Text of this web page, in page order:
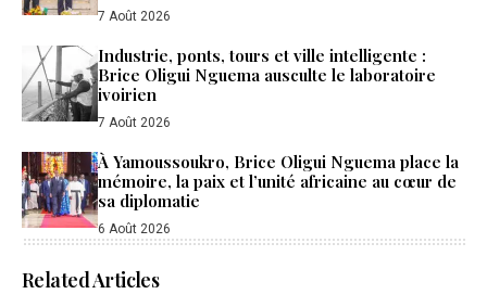
7 Août 2026
Industrie, ponts, tours et ville intelligente :
Brice Oligui Nguema ausculte le laboratoire
ivoirien
7 Août 2026
À Yamoussoukro, Brice Oligui Nguema place la
mémoire, la paix et l’unité africaine au cœur de
sa diplomatie
6 Août 2026
Related Articles